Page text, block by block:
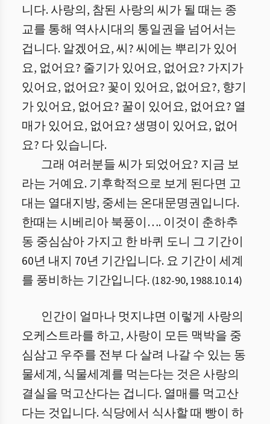
니다. 사랑의, 참된 사랑의 씨가 될 때는 종
교를 통해 역사시대의 통일권을 넘어서는
겁니다. 알겠어요, 씨? 씨에는 뿌리가 있어
요, 없어요? 줄기가 있어요, 없어요? 가지가
있어요, 없어요? 꽃이 있어요, 없어요?, 향기
가 있어요, 없어요? 꿀이 있어요, 없어요? 열
매가 있어요, 없어요? 생명이 있어요, 없어
요? 다 있습니다.
그래 여러분들 씨가 되었어요? 지금 보
라는 거예요. 기후학적으로 보게 된다면 고
대는 열대지방, 중세는 온대문명권입니다.
한때는 시베리아 북풍이…. 이것이 춘하추
동 중심삼아 가지고 한 바퀴 도니 그 기간이
60년 내지 70년 기간입니다. 요 기간이 세계
를 풍비하는 기간입니다. (182-90, 1988.10.14)
인간이 얼마나 멋지냐면 이렇게 사랑의
오케스트라를 하고, 사랑이 모든 맥박을 중
심삼고 우주를 전부 다 살려 나갈 수 있는 동
물세계, 식물세계를 먹는다는 것은 사랑의
결실을 먹고산다는 겁니다. 열매를 먹고산
다는 것입니다. 식당에서 식사할 때 빵이 하